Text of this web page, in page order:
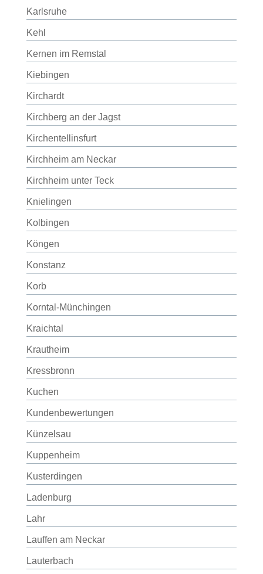
Karlsruhe
Kehl
Kernen im Remstal
Kiebingen
Kirchardt
Kirchberg an der Jagst
Kirchentellinsfurt
Kirchheim am Neckar
Kirchheim unter Teck
Knielingen
Kolbingen
Köngen
Konstanz
Korb
Korntal-Münchingen
Kraichtal
Krautheim
Kressbronn
Kuchen
Kundenbewertungen
Künzelsau
Kuppenheim
Kusterdingen
Ladenburg
Lahr
Lauffen am Neckar
Lauterbach